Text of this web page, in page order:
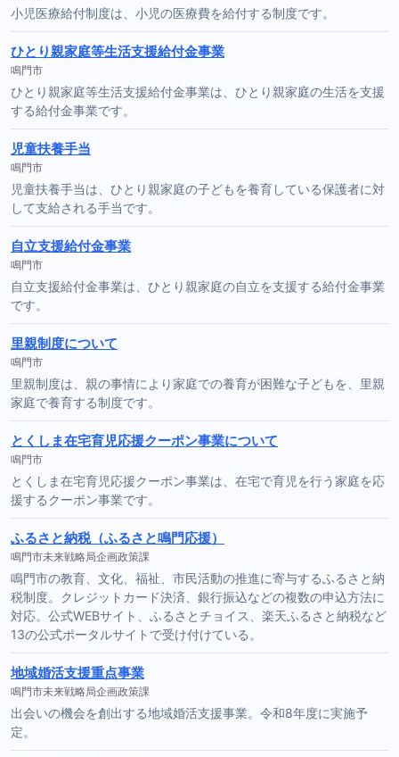
小児医療給付制度は、小児の医療費を給付する制度です。
ひとり親家庭等生活支援給付金事業
鳴門市
ひとり親家庭等生活支援給付金事業は、ひとり親家庭の生活を支援
する給付金事業です。
児童扶養手当
鳴門市
児童扶養手当は、ひとり親家庭の子どもを養育している保護者に対
して支給される手当です。
自立支援給付金事業
鳴門市
自立支援給付金事業は、ひとり親家庭の自立を支援する給付金事業
です。
里親制度について
鳴門市
里親制度は、親の事情により家庭での養育が困難な子どもを、里親
家庭で養育する制度です。
とくしま在宅育児応援クーポン事業について
鳴門市
とくしま在宅育児応援クーポン事業は、在宅で育児を行う家庭を応
援するクーポン事業です。
ふるさと納税（ふるさと鳴門応援）
鳴門市未来戦略局企画政策課
鳴門市の教育、文化、福祉、市民活動の推進に寄与するふるさと納
税制度。クレジットカード決済、銀行振込などの複数の申込方法に
対応。公式WEBサイト、ふるさとチョイス、楽天ふるさと納税など
13の公式ポータルサイトで受け付けている。
地域婚活支援重点事業
鳴門市未来戦略局企画政策課
出会いの機会を創出する地域婚活支援事業。令和8年度に実施予
定。